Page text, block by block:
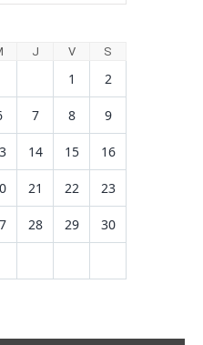
J V S
1 2
7 8 9
14 15 16
21 22 23
28 29 30